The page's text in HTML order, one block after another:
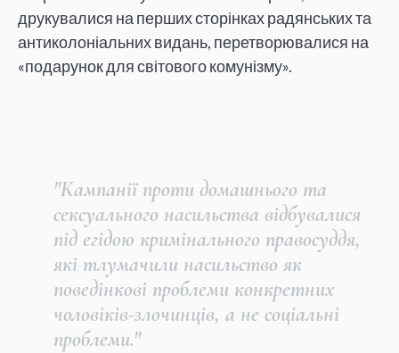
друкувалися на перших сторінках радянських та
антиколоніальних видань, перетворювалися на
«подарунок для світового комунізму».
"Кампанії проти домашнього та
сексуального насильства відбувалися
під егідою кримінального правосуддя,
які тлумачили насильство як
поведінкові проблеми конкретних
чоловіків-злочинців, а не соціальні
проблеми."